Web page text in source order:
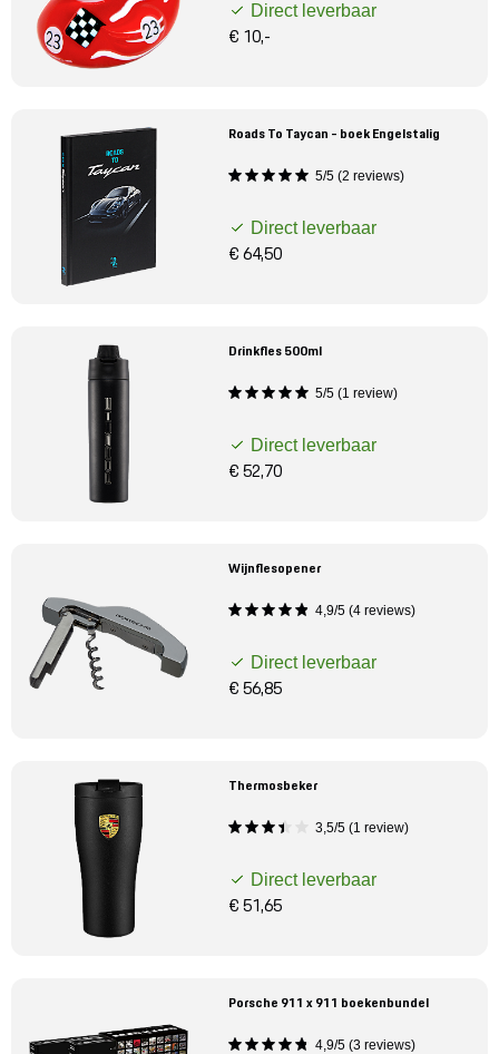
Direct leverbaar
€ 10,-
Roads To Taycan - boek Engelstalig
5/5 (2 reviews)
Direct leverbaar
€ 64,50
Drinkfles 500ml
5/5 (1 review)
Direct leverbaar
€ 52,70
Wijnflesopener
4,9/5 (4 reviews)
Direct leverbaar
€ 56,85
Thermosbeker
3,5/5 (1 review)
Direct leverbaar
€ 51,65
Porsche 911 x 911 boekenbundel
4,9/5 (3 reviews)